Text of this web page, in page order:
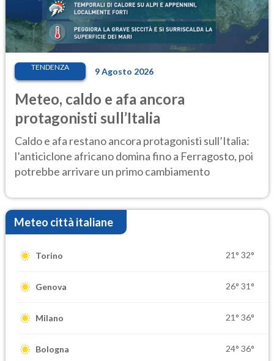
TENDENZA 9 Agosto 2026
Meteo, caldo e afa ancora
protagonisti sull’Italia
Caldo e afa restano ancora protagonisti sull’Italia:
l’anticiclone africano domina fino a Ferragosto, poi
potrebbe arrivare un primo cambiamento
Meteo città italiane
Torino 21° 32°
Genova 26° 31°
Milano 21° 36°
Bologna 24° 36°